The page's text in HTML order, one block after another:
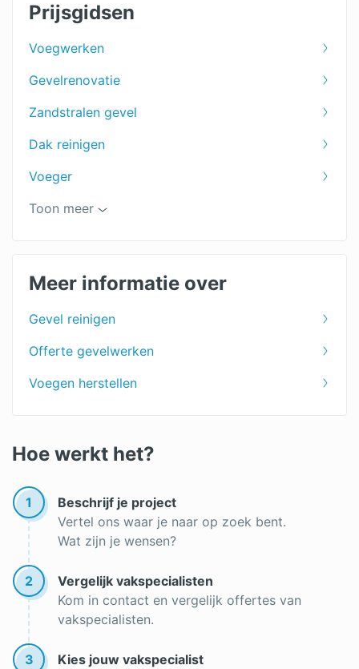
Prijsgidsen
Voegwerken
Gevelrenovatie
Zandstralen gevel
Dak reinigen
Voeger
Gevel stralen
Gevelspecialist
Gevelonderhoud
Toon meer
Meer informatie over
Gevel reinigen
Offerte gevelwerken
Voegen herstellen
Hoe werkt het?
1
Beschrijf je project
Vertel ons waar je naar op zoek bent.
Wat zijn je wensen?
2
Vergelijk vakspecialisten
Kom in contact en vergelijk offertes van
vakspecialisten.
3
Kies jouw vakspecialist